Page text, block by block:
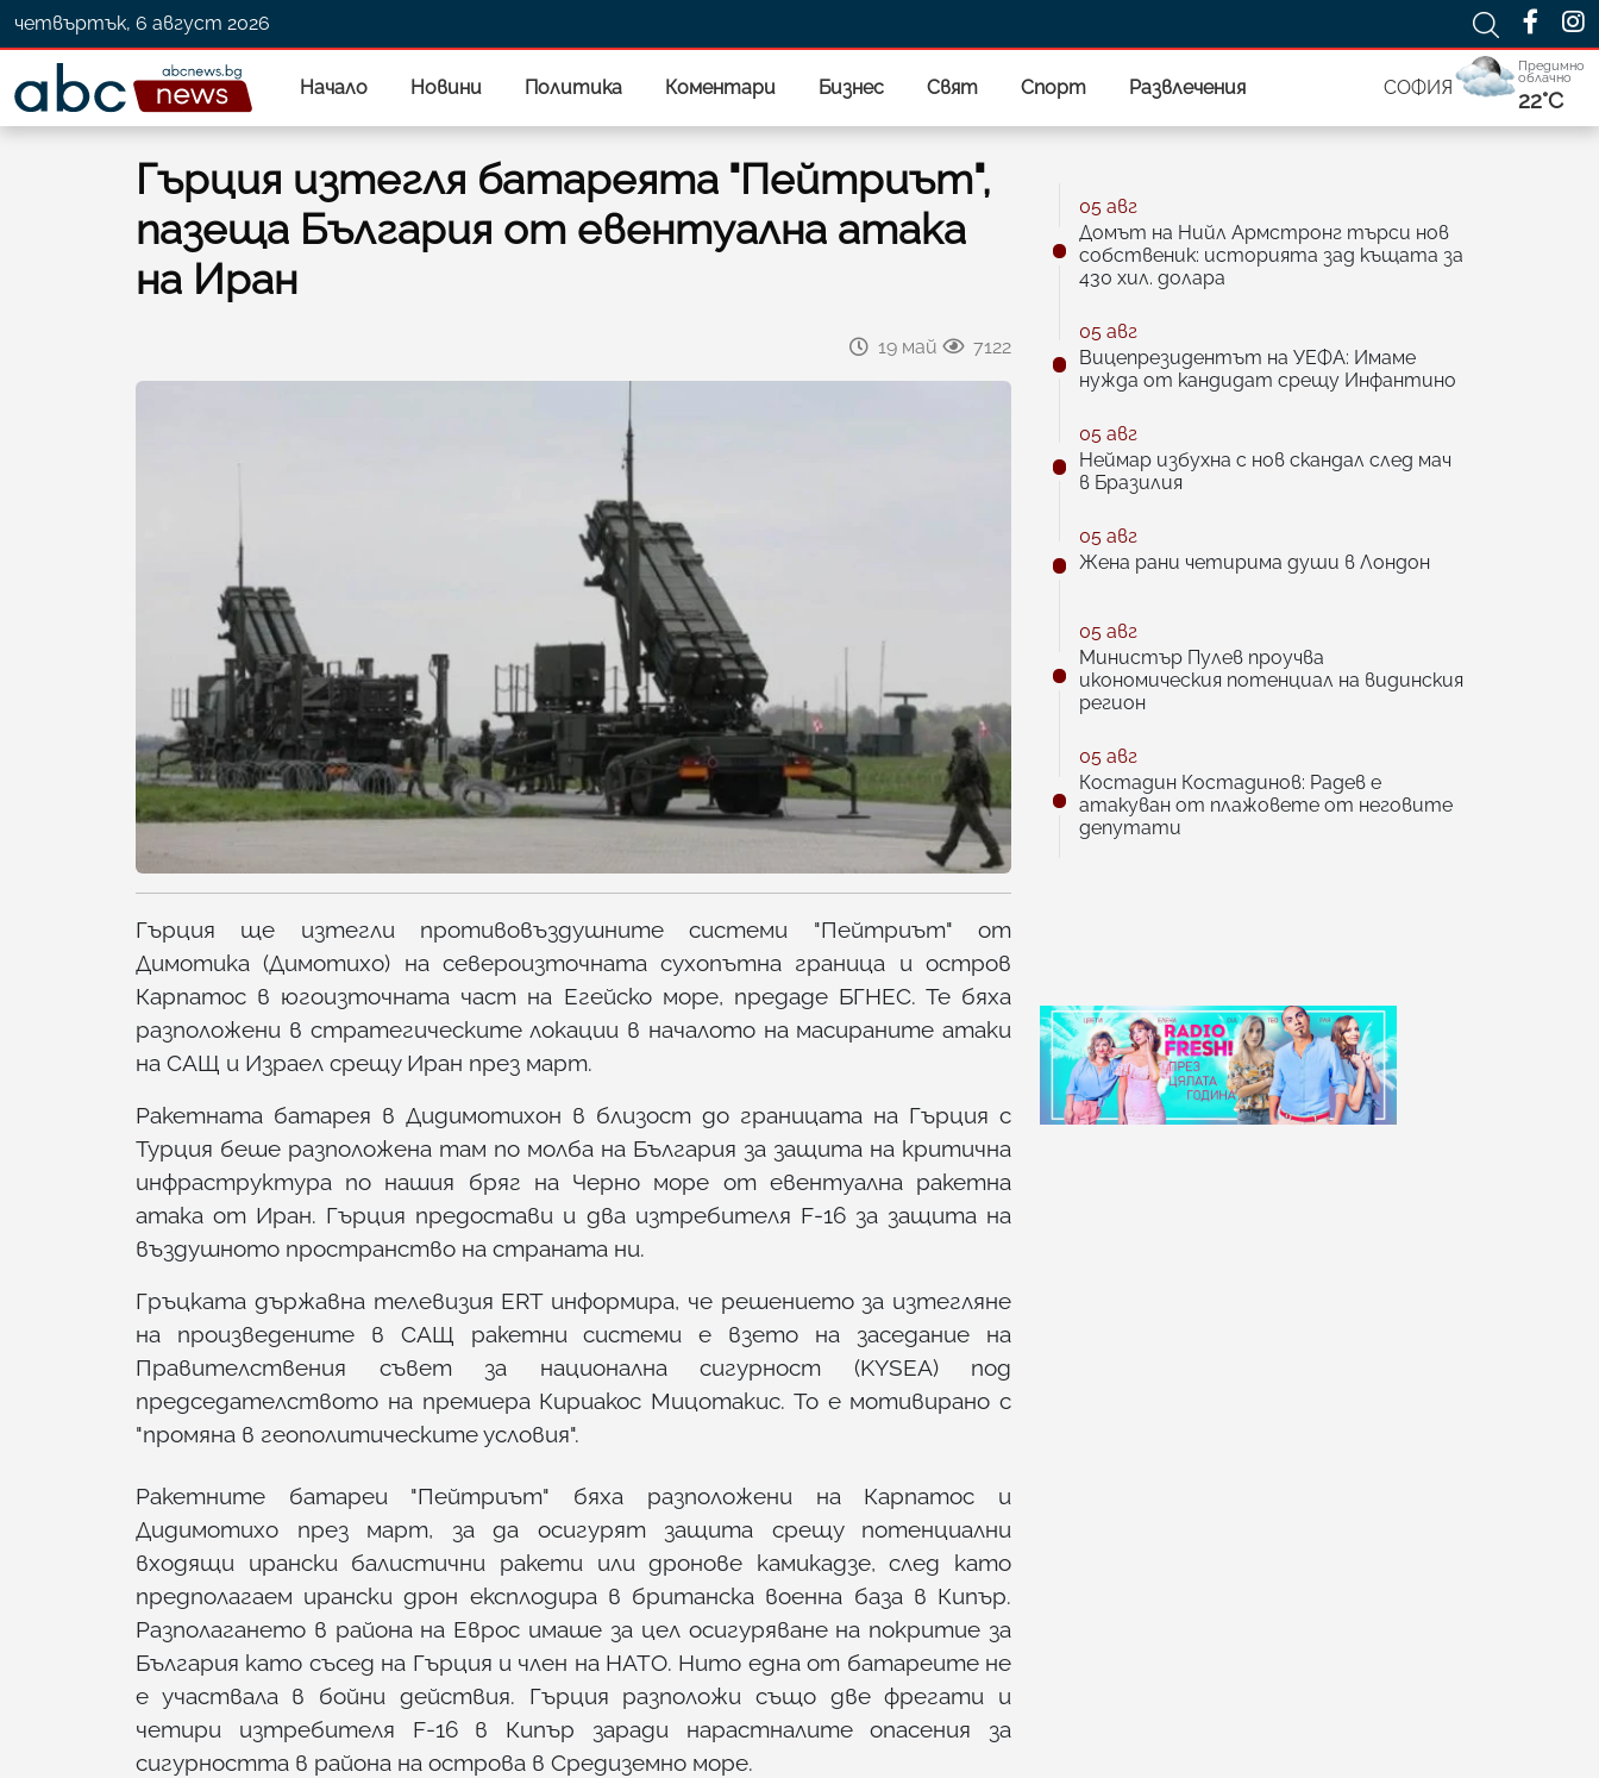
четвъртък, 6 август 2026
Начало Новини Политика Коментари Бизнес Свят Спорт Развлечения СОФИЯ
Предимно
облачно
22°C
Гърция изтегля батареята "Пейтриът",
пазеща България от евентуална атака
на Иран
19 май 7122
Гърция ще изтегли противовъздушните системи "Пейтриът" от
Димотика (Димотихо) на североизточната сухопътна граница и остров
Карпатос в югоизточната част на Егейско море, предаде БГНЕС. Те бяха
разположени в стратегическите локации в началото на масираните атаки
на САЩ и Израел срещу Иран през март.
Ракетната батарея в Дидимотихон в близост до границата на Гърция с
Турция беше разположена там по молба на България за защита на критична
инфраструктура по нашия бряг на Черно море от евентуална ракетна
атака от Иран. Гърция предостави и два изтребителя F-16 за защита на
въздушното пространство на страната ни.
Гръцката държавна телевизия ERT информира, че решението за изтегляне
на произведените в САЩ ракетни системи е взето на заседание на
Правителствения съвет за национална сигурност (KYSEA) под
председателството на премиера Кириакос Мицотакис. То е мотивирано с
"промяна в геополитическите условия".
Ракетните батареи "Пейтриът" бяха разположени на Карпатос и
Дидимотихо през март, за да осигурят защита срещу потенциални
входящи ирански балистични ракети или дронове камикадзе, след като
предполагаем ирански дрон експлодира в британска военна база в Кипър.
Разполагането в района на Еврос имаше за цел осигуряване на покритие за
България като съсед на Гърция и член на НАТО. Нито една от батареите не
е участвала в бойни действия. Гърция разположи също две фрегати и
четири изтребителя F-16 в Кипър заради нарастналите опасения за
сигурността в района на острова в Средиземно море.
05 авг
Домът на Нийл Армстронг търси нов
собственик: историята зад къщата за
430 хил. долара
05 авг
Вицепрезидентът на УЕФА: Имаме
нужда от кандидат срещу Инфантино
05 авг
Неймар избухна с нов скандал след мач
в Бразилия
05 авг
Жена рани четирима души в Лондон
05 авг
Министър Пулев проучва
икономическия потенциал на видинския
регион
05 авг
Костадин Костадинов: Радев е
атакуван от плажoвете от неговите
депутати